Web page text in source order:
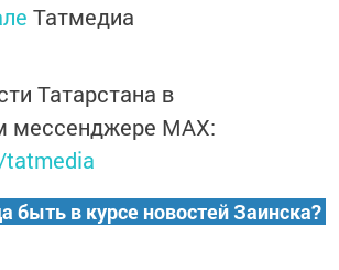
Татмедиа
Татарстана в
мессенджере MАХ:
быть в курсе новостей Заинска?